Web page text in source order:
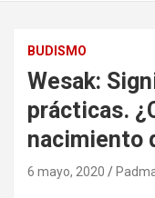
BUDISMO
Wesak:
prácticas.
nacimiento
6 mayo, 2020